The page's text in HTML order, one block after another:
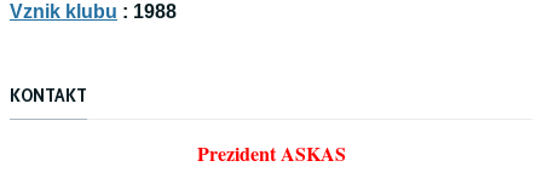
Vznik klubu : 1988
KONTAKT
Prezident ASKAS